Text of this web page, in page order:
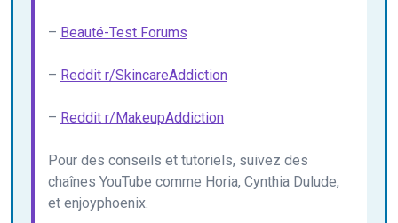
– Beauté-Test Forums
– Reddit r/SkincareAddiction
– Reddit r/MakeupAddiction
Pour des conseils et tutoriels, suivez des
chaînes YouTube comme Horia, Cynthia Dulude,
et enjoyphoenix.